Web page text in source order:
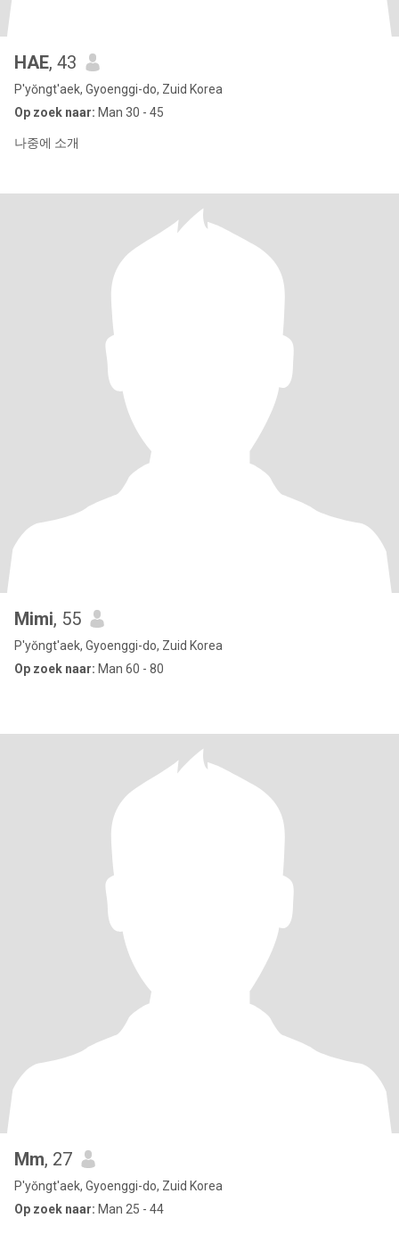
HAE, 43
P'yŏngt'aek, Gyoenggi-do, Zuid Korea
Op zoek naar: Man 30 - 45
나중에 소개
Mimi, 55
P'yŏngt'aek, Gyoenggi-do, Zuid Korea
Op zoek naar: Man 60 - 80
Mm, 27
P'yŏngt'aek, Gyoenggi-do, Zuid Korea
Op zoek naar: Man 25 - 44